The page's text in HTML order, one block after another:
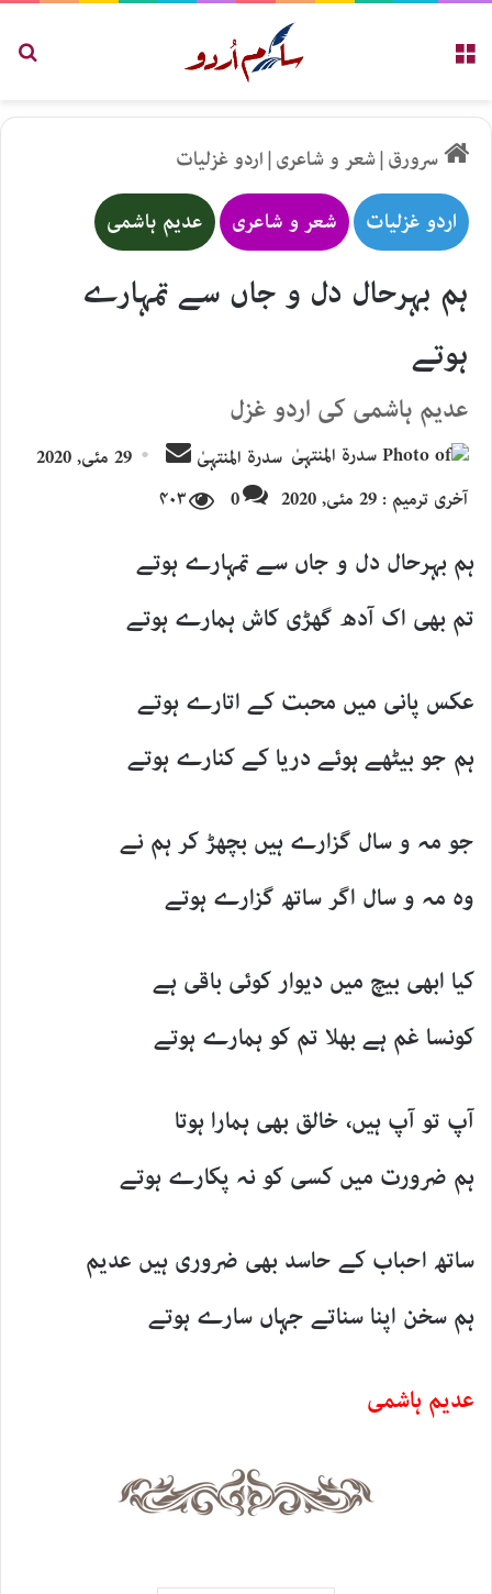
سرورق|شعر و شاعری|اردو غزلیات
اردو غزلیات شعر و شاعری عدیم ہاشمی
ہم بہرحال دل و جاں سے تمہارے
ہوتے
عدیم ہاشمی کی اردو غزل
سدرۃ المنتہیٰ
Send
email
29 مئی, 2020
آخری ترمیم : 29 مئی, 2020
0 ۴۰۳
ہم بہرحال دل و جاں سے تمہارے ہوتے
تم بھی اک آدھ گھڑی کاش ہمارے ہوتے
عکس پانی میں محبت کے اتارے ہوتے
ہم جو بیٹھے ہوئے دریا کے کنارے ہوتے
جو مہ و سال گزارے ہیں بچھڑ کر ہم نے
وہ مہ و سال اگر ساتھ گزارے ہوتے
کیا ابھی بیچ میں دیوار کوئی باقی ہے
کونسا غم ہے بھلا تم کو ہمارے ہوتے
آپ تو آپ ہیں، خالق بھی ہمارا ہوتا
ہم ضرورت میں کسی کو نہ پکارے ہوتے
ساتھ احباب کے حاسد بھی ضروری ہیں عدیم
ہم سخن اپنا سناتے جہاں سارے ہوتے
عدیم ہاشمی